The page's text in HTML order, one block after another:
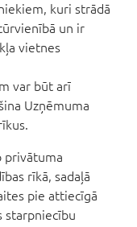
kuri strādā
un ir
vietnes
var būt arī
Uzņēmuma
privātuma
rīkā, sadaļā
pie attiecīgā
starpniecību